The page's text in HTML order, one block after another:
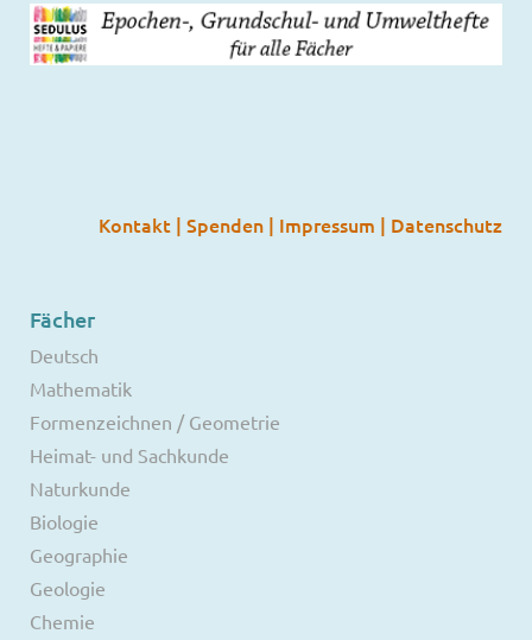
Kontakt | Spenden | Impressum | Datenschutz
Fächer
Deutsch
Mathematik
Formenzeichnen / Geometrie
Heimat- und Sachkunde
Naturkunde
Biologie
Geographie
Geologie
Chemie